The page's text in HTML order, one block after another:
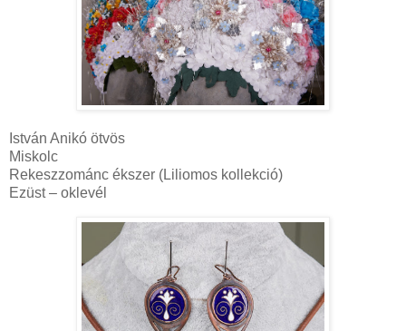
István Anikó ötvös
Miskolc
Rekeszzománc ékszer (Liliomos kollekció)
Ezüst – oklevél